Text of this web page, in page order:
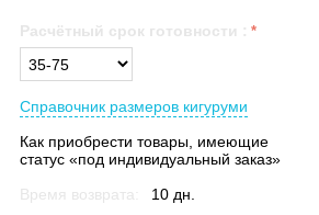
Расчётный срок готовности :
Справочник размеров кигуруми
Как приобрести товары, имеющие
статус «под индивидуальный заказ»
Время возврата:
10 дн.